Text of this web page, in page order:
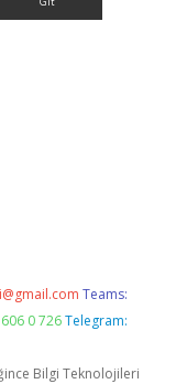
Teams:
0 726 Telegram:
Bilgi Teknolojileri